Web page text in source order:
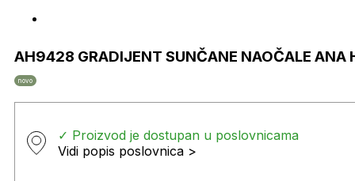
AH9428 GRADIJENT SUNČANE NAOČALE ANA
novo
✓ Proizvod je dostupan u poslovnicama
Vidi popis poslovnica >